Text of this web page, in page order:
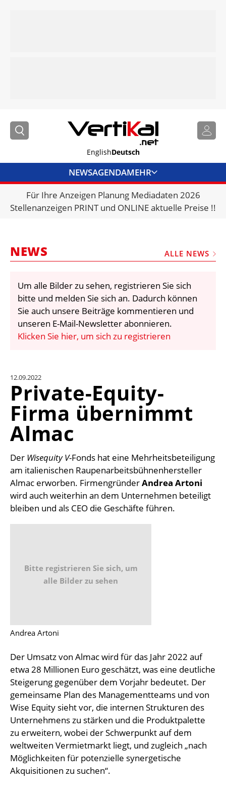
EnglishDeutsch
NEWSAGENDAMEHR
BRANCHENLINKS
VERMIETER
VIDEOS
BIBLIOTHEK
KRAN & BÜHNE
EINHEITENKONVERTER
KONTAKT
Für Ihre Anzeigen Planung Mediadaten 2026
Stellenanzeigen PRINT und ONLINE aktuelle Preise !!
NEWS ALLE NEWS
Um alle Bilder zu sehen, registrieren Sie sich
bitte und melden Sie sich an. Dadurch können
Sie auch unsere Beiträge kommentieren und
unseren E-Mail-Newsletter abonnieren.
Klicken Sie hier, um sich zu registrieren
12.09.2022
Private-Equity-
Firma übernimmt
Almac
Der Wisequity V-Fonds hat eine Mehrheitsbeteiligung
am italienischen Raupenarbeitsbühnenhersteller
Almac erworben. FirmengründerAndrea Artoni
wird auch weiterhin an dem Unternehmen beteiligt
bleiben und als CEO die Geschäfte führen.
Bitte registrieren Sie sich, um
alle Bilder zu sehen
Andrea Artoni
Der Umsatz von Almac wird für das Jahr 2022 auf
etwa 28 Millionen Euro geschätzt, was eine deutliche
Steigerung gegenüber dem Vorjahr bedeutet. Der
gemeinsame Plan des Managementteams und von
Wise Equity sieht vor, die internen Strukturen des
Unternehmens zu stärken und die Produktpalette
zu erweitern, wobei der Schwerpunkt auf dem
weltweiten Vermietmarkt liegt, und zugleich „nach
Möglichkeiten für potenzielle synergetische
Akquisitionen zu suchen“.